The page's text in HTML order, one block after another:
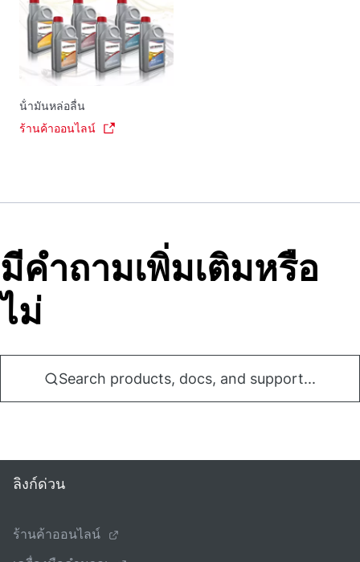
น้ํามันหล่อลื่น
ร้านค้าออนไลน์
มีคําถามเพิ่มเติมหรือ
ไม่
Search products, docs, and support...
ลิงก์ด่วน
ร้านค้าออนไลน์